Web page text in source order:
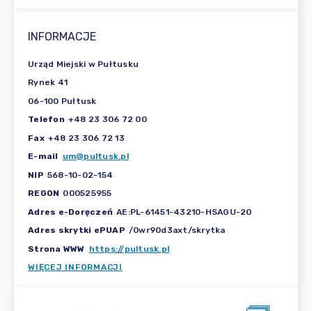
INFORMACJE
Urząd Miejski w Pułtusku
Rynek 41
06-100 Pułtusk
Telefon +48 23 306 72 00
Fax +48 23 306 72 13
E-mail
um@pultusk.pl
NIP 568-10-02-154
REGON 000525955
Adres e-Doręczeń AE:PL-61451-43210-HSAGU-20
Adres skrytki ePUAP /0wr90d3axt/skrytka
Strona WWW https://pultusk.pl
WIĘCEJ INFORMACJI